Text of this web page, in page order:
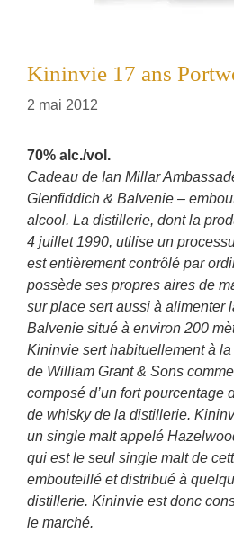
Kininvie 17 ans
2 mai 2012
70% alc./vol.
Cadeau de Ian Millar
Glenfiddich & Balvenie –
alcool. La distillerie, dont la
4 juillet 1990, utilise un
est entièrement contrôlé par
possède ses propres aires de
sur place sert aussi à alimenter
Balvenie situé à environ 200
Kininvie sert habituellement à
de William Grant & Sons
composé d’un fort pourcentage
de whisky de la distillerie.
un single malt appelé
qui est le seul single malt de
embouteillé et distribué à
distillerie. Kininvie est donc
le marché.